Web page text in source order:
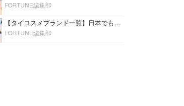
FORTUNE編集部
【タイコスメブランド一覧】日本でも人気沸騰中の“タイコスメ”ブランド20選！
FORTUNE編集部